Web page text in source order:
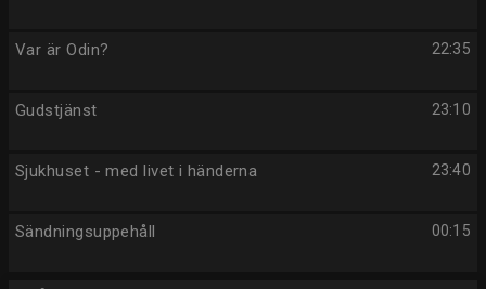
22:35
Var är Odin?
23:10
Gudstjänst
23:40
Sjukhuset - med livet i händerna
00:15
Sändningsuppehåll